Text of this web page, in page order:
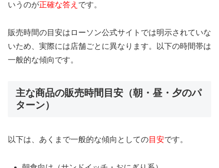
いうのが正確な答え です。
販売時間の目安はローソン公式サイトでは明示されていな
いため、実際には店舗ごとに異なります。以下の時間帯は
一般的な傾向です。
主な商品の販売時間目安（朝・昼・夕のパ
ターン）
以下は、あくまで一般的な傾向としての目安です。